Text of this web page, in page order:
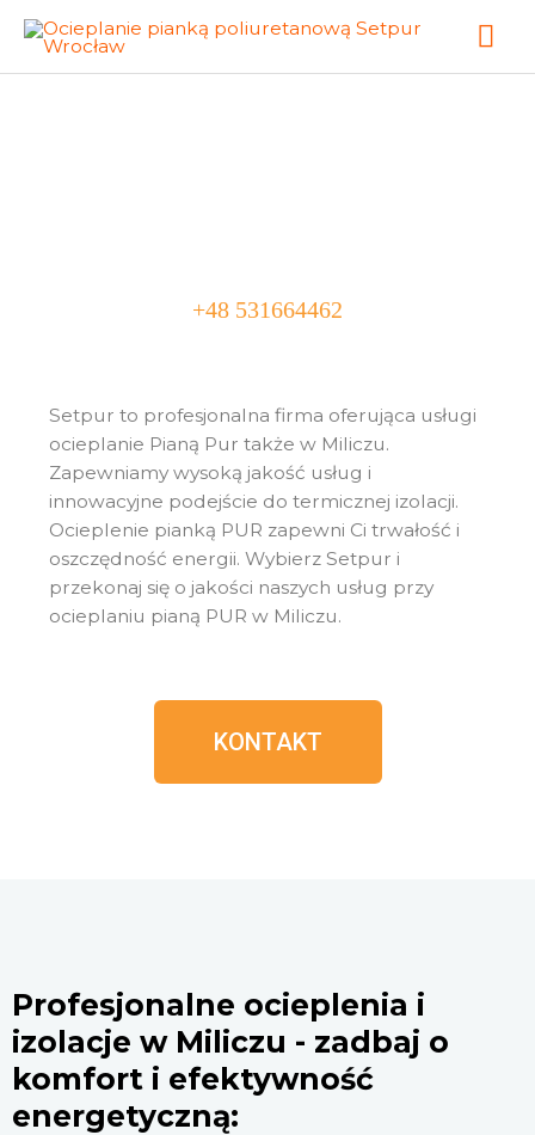
content
+48 531664462
Setpur to profesjonalna firma oferująca usługi
ocieplanie Pianą Pur także w Miliczu.
Zapewniamy wysoką jakość usług i
innowacyjne podejście do termicznej izolacji.
Ocieplenie pianką PUR zapewni Ci trwałość i
oszczędność energii. Wybierz Setpur i
przekonaj się o jakości naszych usług przy
ocieplaniu pianą PUR w Miliczu.
KONTAKT
Profesjonalne ocieplenia i
izolacje w Miliczu - zadbaj o
komfort i efektywność
energetyczną: